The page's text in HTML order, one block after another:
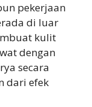
pekerjaan
di luar
kulit
dengan
secara
dari efek